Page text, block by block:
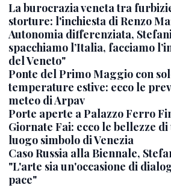
La burocrazia veneta tra
storture: l'inchiesta di Renzo
Autonomia differenziata,
spacchiamo l’Italia, facciamo
del Veneto"
Ponte del Primo Maggio con
temperature estive: ecco le
meteo di Arpav
Porte aperte a Palazzo Ferro
Giornate Fai: ecco le bellezze di
luogo simbolo di Venezia
Caso Russia alla Biennale,
"L'arte sia un'occasione di
pace"